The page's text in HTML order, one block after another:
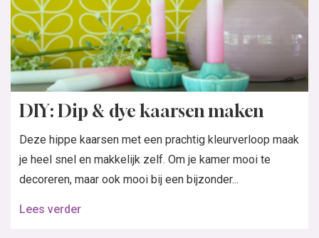
DIY: Dip & dye kaarsen maken
Deze hippe kaarsen met een prachtig kleurverloop maak
je heel snel en makkelijk zelf. Om je kamer mooi te
decoreren, maar ook mooi bij een bijzonder...
Lees verder